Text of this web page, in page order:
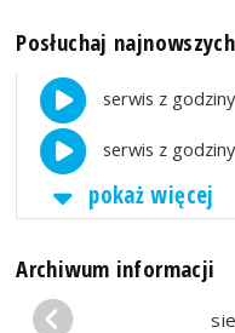
Posłuchaj
serwis z
serwis z
pokaż więcej
Archiwum informacji